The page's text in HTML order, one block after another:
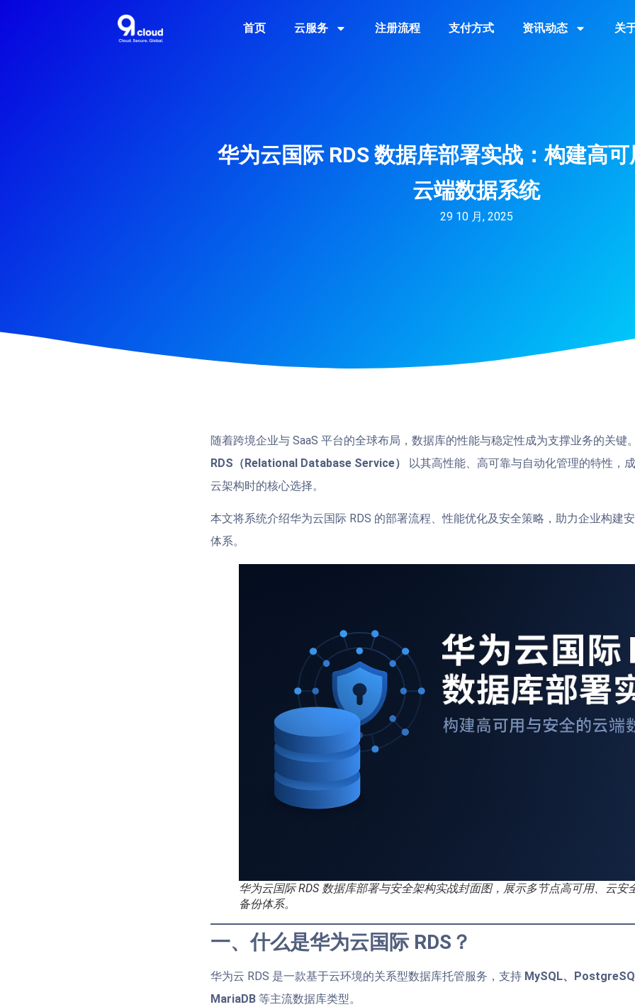
首页 云服务 注册流程 支付方式 资讯动态 关
华为云国际 RDS 数据库部署实战：构建高
云端数据系统
29 10 月, 2025
随着跨境企业与 SaaS 平台的全球布局，数据库的性能与稳定性成为支撑业务的关键
RDS（Relational Database Service）
以其高性能、高可靠与自动化管理的特性，
云架构时的核心选择。
本文将系统介绍华为云国际 RDS 的部署流程、性能优化及安全策略，助力企业构建
体系。
华为云国际 RDS 数据库部署与安全架构实战封面图，展示多节点高可用、云安
备份体系。
一、什么是华为云国际 RDS？
华为云 RDS 是一款基于云环境的关系型数据库托管服务，支持 MySQL、
MariaDB 等主流数据库类型。